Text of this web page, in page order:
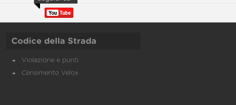
Codice della Strada
Violazione e punti
Censimento Velox